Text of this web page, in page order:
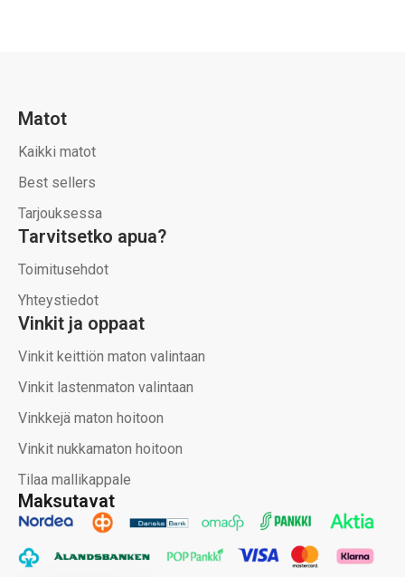
Maksutavat
Matot
Kaikki matot
Best sellers
Tarjouksessa
Tarvitsetko apua?
Toimitusehdot
Yhteystiedot
Vinkit ja oppaat
Vinkit keittiön maton valintaan
Vinkit lastenmaton valintaan
Vinkkejä maton hoitoon
Vinkit nukkamaton hoitoon
Tilaa mallikappale